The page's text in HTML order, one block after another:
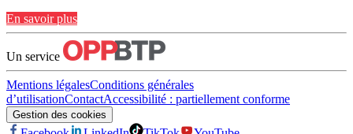
En savoir plus
Un service
Mentions légalesConditions générales
d’utilisationContactAccessibilité : partiellement conforme
Gestion des cookies